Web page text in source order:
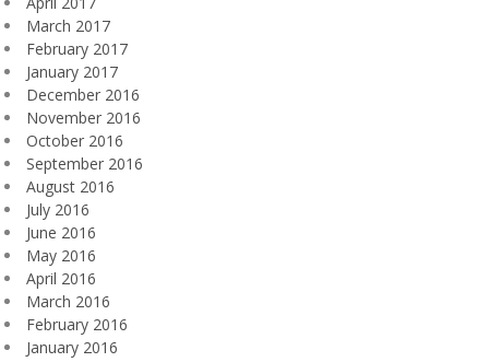
March 2017
February 2017
January 2017
December 2016
November 2016
October 2016
September 2016
August 2016
July 2016
June 2016
May 2016
April 2016
March 2016
February 2016
January 2016